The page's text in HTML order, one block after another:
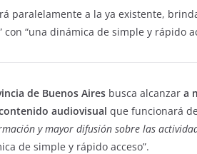
paralelamente a la ya existente,
“una dinámica de simple y rápido
de Buenos Aires busca alcanzar a
audiovisual que funcionará
y mayor difusión sobre las
de simple y rápido acceso”.